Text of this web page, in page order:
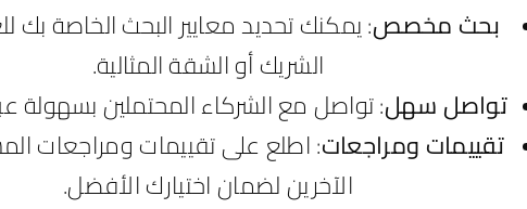
بحث مخصص: يمكنك تحديد معايير البحث الخاصة بك
الشريك أو الشقة المثالية.
تواصل سهل: تواصل مع الشركاء المحتملين بسهولة
تقييمات ومراجعات: اطلع على تقييمات ومراجعات
الآخرين لضمان اختيارك الأفضل.